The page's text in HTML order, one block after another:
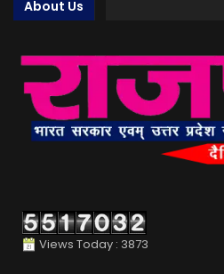
About Us
Views Today : 3873